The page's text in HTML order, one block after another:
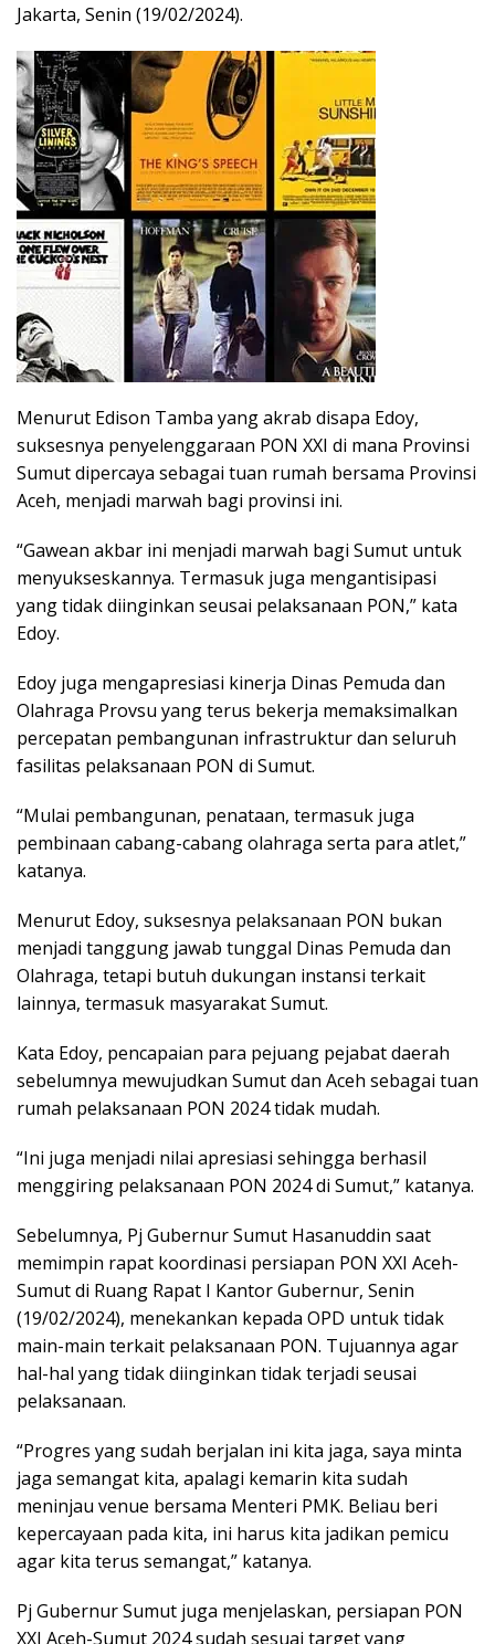
Jakarta, Senin (19/02/2024).
Menurut Edison Tamba yang akrab disapa Edoy,
suksesnya penyelenggaraan PON XXI di mana Provinsi
Sumut dipercaya sebagai tuan rumah bersama Provinsi
Aceh, menjadi marwah bagi provinsi ini.
“Gawean akbar ini menjadi marwah bagi Sumut untuk
menyukseskannya. Termasuk juga mengantisipasi
yang tidak diinginkan seusai pelaksanaan PON,” kata
Edoy.
Edoy juga mengapresiasi kinerja Dinas Pemuda dan
Olahraga Provsu yang terus bekerja memaksimalkan
percepatan pembangunan infrastruktur dan seluruh
fasilitas pelaksanaan PON di Sumut.
“Mulai pembangunan, penataan, termasuk juga
pembinaan cabang-cabang olahraga serta para atlet,”
katanya.
Menurut Edoy, suksesnya pelaksanaan PON bukan
menjadi tanggung jawab tunggal Dinas Pemuda dan
Olahraga, tetapi butuh dukungan instansi terkait
lainnya, termasuk masyarakat Sumut.
Kata Edoy, pencapaian para pejuang pejabat daerah
sebelumnya mewujudkan Sumut dan Aceh sebagai tuan
rumah pelaksanaan PON 2024 tidak mudah.
“Ini juga menjadi nilai apresiasi sehingga berhasil
menggiring pelaksanaan PON 2024 di Sumut,” katanya.
Sebelumnya, Pj Gubernur Sumut Hasanuddin saat
memimpin rapat koordinasi persiapan PON XXI Aceh-
Sumut di Ruang Rapat I Kantor Gubernur, Senin
(19/02/2024), menekankan kepada OPD untuk tidak
main-main terkait pelaksanaan PON. Tujuannya agar
hal-hal yang tidak diinginkan tidak terjadi seusai
pelaksanaan.
“Progres yang sudah berjalan ini kita jaga, saya minta
jaga semangat kita, apalagi kemarin kita sudah
meninjau venue bersama Menteri PMK. Beliau beri
kepercayaan pada kita, ini harus kita jadikan pemicu
agar kita terus semangat,” katanya.
Pj Gubernur Sumut juga menjelaskan, persiapan PON
XXI Aceh-Sumut 2024 sudah sesuai target yang